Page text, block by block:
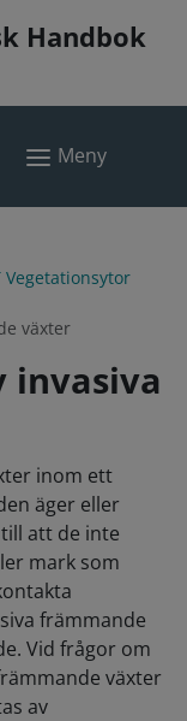
Handbok
Meny
Vegetationsytor
växter
invasiva
inom ett
äger eller
att de inte
mark som
främmande
Vid frågor om
växter
av